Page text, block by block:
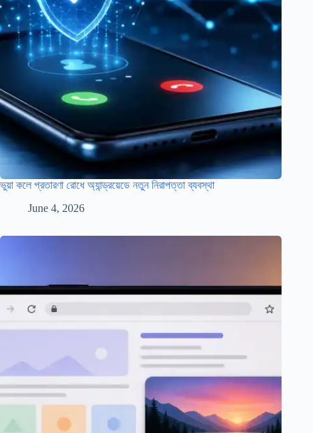
ভুয়া কলে প্রতারণা রোধে অ্যান্ড্রয়েডে নতুন নিরাপত্তা ব্যবস্থা
June 4, 2026